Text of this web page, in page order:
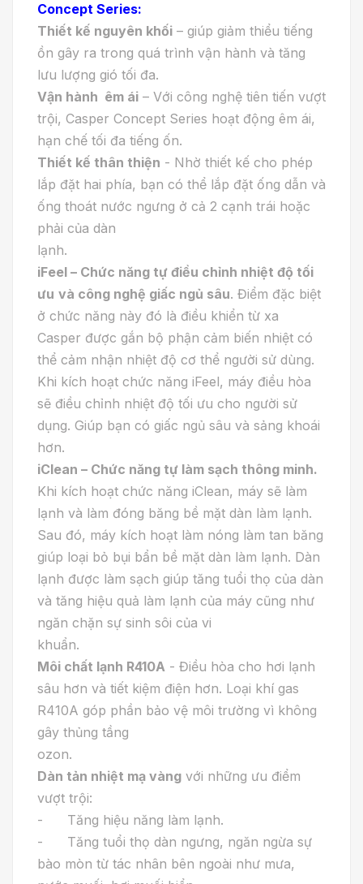
Concept Series:
Thiết kế nguyên khối – giúp giảm thiểu tiếng
ồn gây ra trong quá trình vận hành và tăng
lưu lượng gió tối đa.
Vận hành êm ái – Với công nghệ tiên tiến vượt
trội, Casper Concept Series hoạt động êm ái,
hạn chế tối đa tiếng ốn.
Thiết kế thân thiện - Nhờ thiết kế cho phép
lắp đặt hai phía, bạn có thể lắp đặt ống dẫn và
ống thoát nước ngưng ở cả 2 cạnh trái hoặc
phải của dàn
lạnh.
iFeel – Chức năng tự điều chỉnh nhiệt độ tối
ưu và công nghệ giấc ngủ sâu. Điểm đặc biệt
ở chức năng này đó là điều khiển từ xa
Casper được gắn bộ phận cảm biến nhiệt có
thể cảm nhận nhiệt độ cơ thể người sử dùng.
Khi kích hoạt chức năng iFeel, máy điều hòa
sẽ điều chỉnh nhiệt độ tối ưu cho người sử
dụng. Giúp bạn có giấc ngủ sâu và sảng khoái
hơn.
iClean – Chức năng tự làm sạch thông minh.
Khi kích hoạt chức năng iClean, máy sẽ làm
lạnh và làm đóng băng bề mặt dàn làm lạnh.
Sau đó, máy kích hoạt làm nóng làm tan băng
giúp loại bỏ bụi bẩn bề mặt dàn làm lạnh. Dàn
lạnh được làm sạch giúp tăng tuổi thọ của dàn
và tăng hiệu quả làm lạnh của máy cũng như
ngăn chặn sự sinh sôi của vi
khuẩn.
Môi chất lạnh R410A - Điều hòa cho hơi lạnh
sâu hơn và tiết kiệm điện hơn. Loại khí gas
R410A góp phần bảo vệ môi trường vì không
gây thủng tầng
ozon.
Dàn tản nhiệt mạ vàng với những ưu điểm
vượt trội:
- Tăng hiệu năng làm lạnh.
- Tăng tuổi thọ dàn ngưng, ngăn ngừa sự
bào mòn từ tác nhân bên ngoài như mưa,